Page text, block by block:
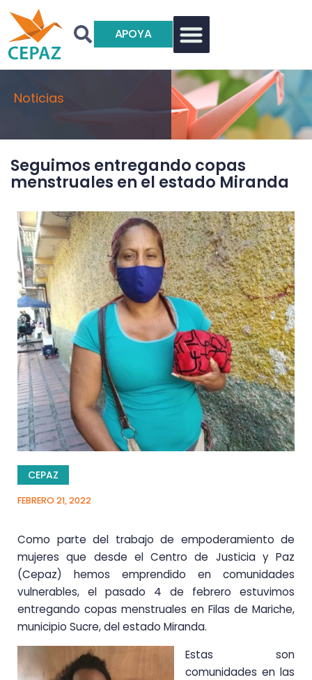
APOYA
Noticias
Seguimos entregando copas
menstruales en el estado Miranda
CEPAZ
FEBRERO 21, 2022
Como parte del trabajo de empoderamiento de
mujeres que desde el Centro de Justicia y Paz
(Cepaz) hemos emprendido en comunidades
vulnerables, el pasado 4 de febrero estuvimos
entregando copas menstruales en Filas de Mariche,
municipio Sucre, del estado Miranda.
Estas son
comunidades en las